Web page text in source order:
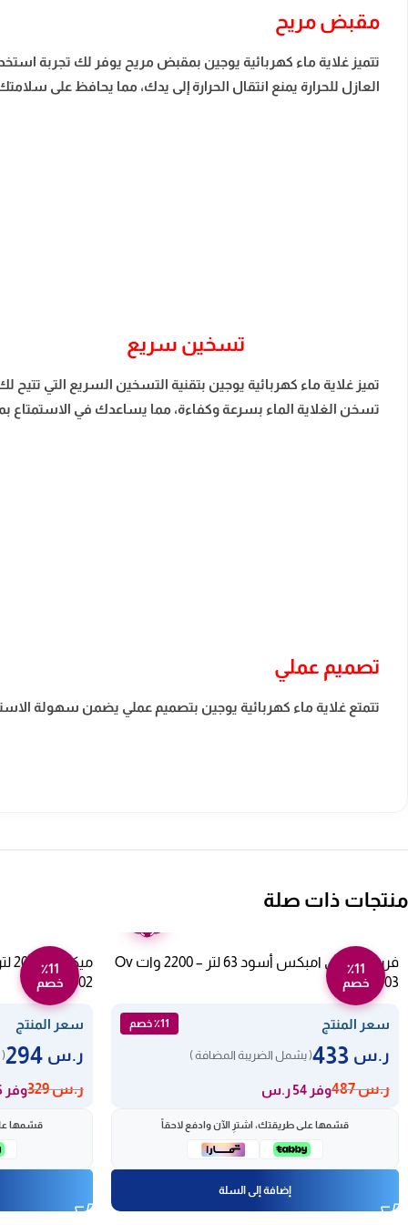
مقبض مريح
تتميز غلاية ماء كهربائية يوجين بمقبض مريح يوفر لك تجربة
العازل للحرارة يمنع انتقال الحرارة إلى يدك، مما يحافظ على
تسخين سريع
تميز غلاية ماء كهربائية يوجين بتقنية التسخين السريع التي
تسخن الغلاية الماء بسرعة وكفاءة، مما يساعدك في
تصميم عملي
تتمتع غلاية ماء كهربائية يوجين بتصميم عملي يضمن سهولة
منتجات ذات صلة
٪11
خصم
فرن كهربائي امبكس أسود 63 لتر – 2200 وات Ov
2903
سعر المنتج ٪11 خصم
ر.س ( يشمل الضريبة المضافة )
ر.س487 وفر 54 ر.س
قسّمها على طريقتك، اشترِ الآن وادفع لاحقاً
إضافة إلى السلة
٪11
خصم
802100002
سعر المنتج
ر.س
ر.س329 وفر 35 ر.س
قسّمها